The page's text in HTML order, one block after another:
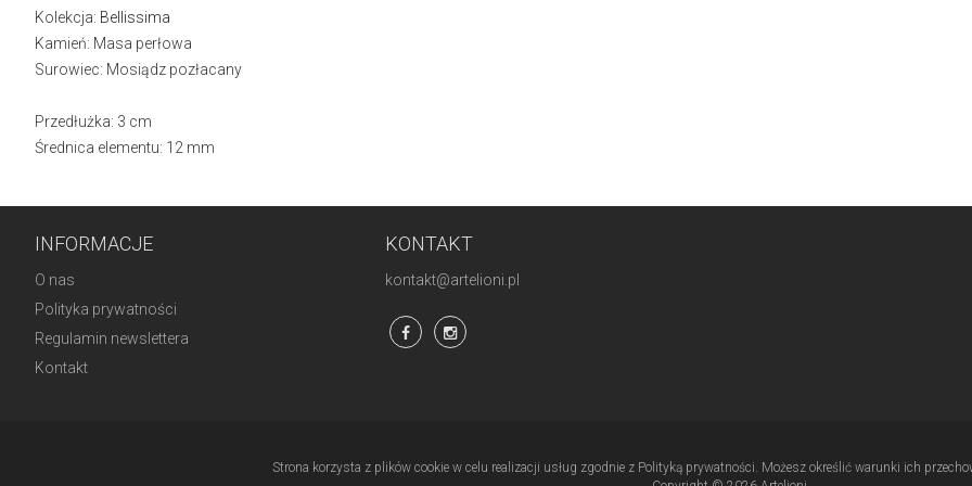
Kolekcja: Bellissima
Kamień: Masa perłowa
Surowiec: Mosiądz pozłacany
Przedłużka: 3 cm
Średnica elementu: 12 mm
INFORMACJE
O nas
Polityka prywatności
Regulamin newslettera
Kontakt
KONTAKT
kontakt@artelioni.pl
Strona korzysta z plików cookie w celu realizacji usług zgodnie z Polityką prywatności. Możesz określić warunki ich